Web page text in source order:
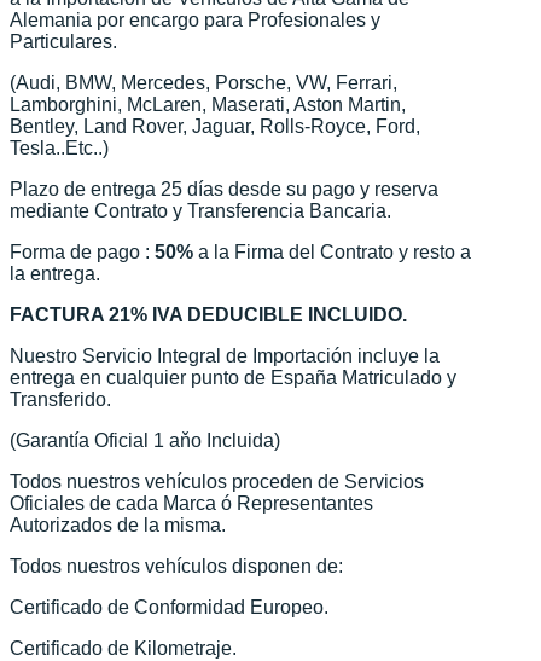
Alemania por encargo para Profesionales y
Particulares.
(Audi, BMW, Mercedes, Porsche, VW, Ferrari,
Lamborghini, McLaren, Maserati, Aston Martin,
Bentley, Land Rover, Jaguar, Rolls-Royce, Ford,
Tesla..Etc..)
Plazo de entrega 25 días desde su pago y reserva
mediante Contrato y Transferencia Bancaria.
Forma de pago : 50% a la Firma del Contrato y resto a
la entrega.
FACTURA 21% IVA DEDUCIBLE INCLUIDO.
Nuestro Servicio Integral de Importación incluye la
entrega en cualquier punto de España Matriculado y
Transferido.
(Garantía Oficial 1 aňo Incluida)
Todos nuestros vehículos proceden de Servicios
Oficiales de cada Marca ó Representantes
Autorizados de la misma.
Todos nuestros vehículos disponen de:
Certificado de Conformidad Europeo.
Certificado de Kilometraje.